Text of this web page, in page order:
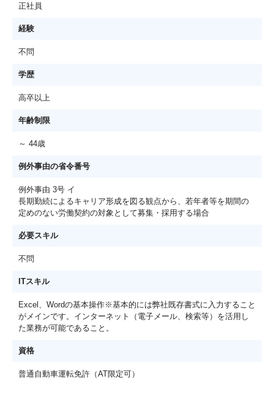
正社員
経験
不問
学歴
高卒以上
年齢制限
～ 44歳
例外事由の省令番号
例外事由 3号 イ
長期勤続によるキャリア形成を図る観点から、若年者等を期間の
定めのない労働契約の対象として募集・採用する場合
必要スキル
不問
ITスキル
Excel、Wordの基本操作※基本的には弊社既存書式に入力すること
がメインです。インターネット（電子メール、検索等）を活用し
た業務が可能であること。
資格
普通自動車運転免許（AT限定可）